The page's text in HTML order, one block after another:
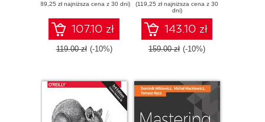
PostgreSQL
database solutions
- Second Edition
(89,25 zł najniższa cena z 30 dni)
107.10 zł
119.00 zł (-10%)
Second Edition
(119,25 zł najniższa cena z 30
dni)
143.10 zł
159.00 zł (-10%)